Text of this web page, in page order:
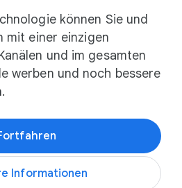
können Sie und
mit einer einzigen
und im gesamten
werben und noch bessere
Informationen